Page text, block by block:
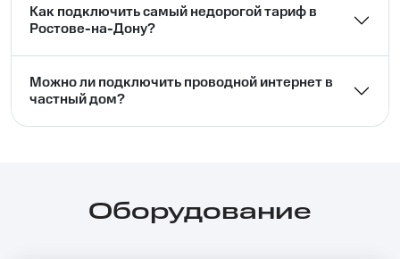
Как подключить самый недорогой тариф в
Ростове-на-Дону?
Можно ли подключить проводной интернет в
частный дом?⁣⁣
Оборудование